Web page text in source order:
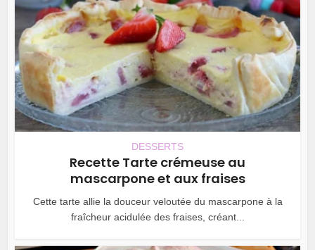
DESSERTS
Recette Tarte crémeuse au
mascarpone et aux fraises
Cette tarte allie la douceur veloutée du mascarpone à la
fraîcheur acidulée des fraises, créant...